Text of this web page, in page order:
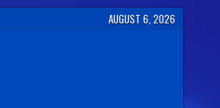
AUGUST 6, 2026